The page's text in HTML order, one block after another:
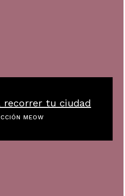
recorrer tu ciudad
MEOW